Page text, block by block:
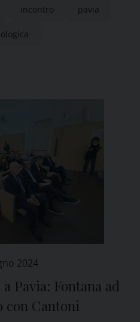
incontro pavia
2024
Pavia: Fontana ad
con Cantoni